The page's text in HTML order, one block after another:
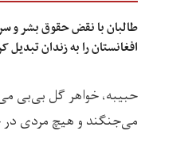
طالبان با نقض حقوق بشر و
افغانستان را به زندان
حبیبه، خواهر گل بی‌بی
می‌جنگند و هیچ مردی در